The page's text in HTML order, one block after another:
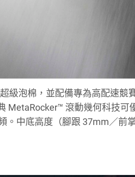
級泡棉，並配備專為高配速競
MetaRocker™ 滾動幾何科技可
。中底高度（腳跟 37mm／前